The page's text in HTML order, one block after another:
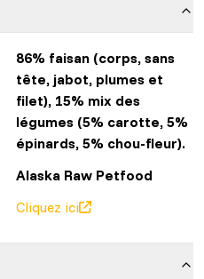
86% faisan (corps, sans
tête, jabot, plumes et
filet), 15% mix des
légumes (5% carotte, 5%
épinards, 5% chou-fleur).
Alaska Raw Petfood
Cliquez ici